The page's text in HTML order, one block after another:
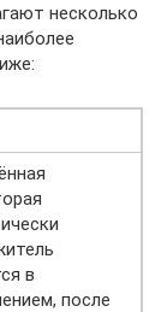
несколько
в
после